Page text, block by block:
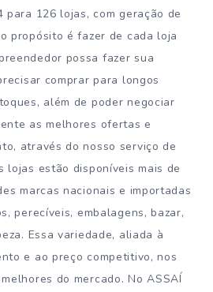
para 126 lojas, com geração de
propósito é fazer de cada loja
possa fazer sua
comprar para longos
além de poder negociar
as melhores ofertas e
através do nosso serviço de
lojas estão disponíveis mais de
marcas nacionais e importadas
perecíveis, embalagens, bazar,
Essa variedade, aliada à
e ao preço competitivo, nos
do mercado. No ASSAÍ